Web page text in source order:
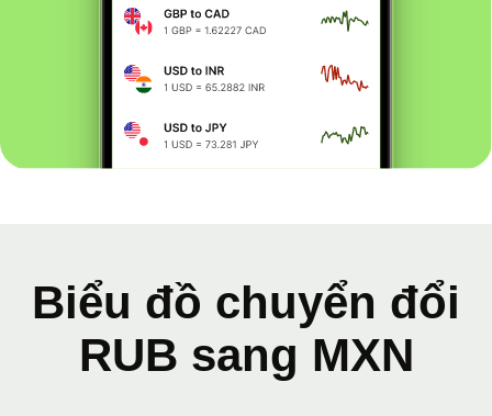
Biểu đồ chuyển đổi
RUB sang MXN